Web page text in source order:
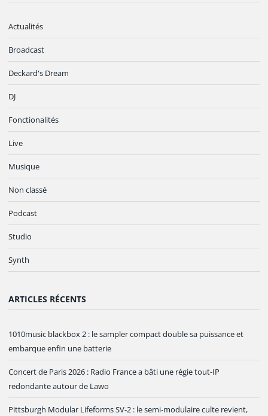
Actualités
Broadcast
Deckard's Dream
DJ
Fonctionalités
Live
Musique
Non classé
Podcast
Studio
Synth
ARTICLES RÉCENTS
1010music blackbox 2 : le sampler compact double sa puissance et
embarque enfin une batterie
Concert de Paris 2026 : Radio France a bâti une régie tout-IP
redondante autour de Lawo
Pittsburgh Modular Lifeforms SV-2 : le semi-modulaire culte revient,